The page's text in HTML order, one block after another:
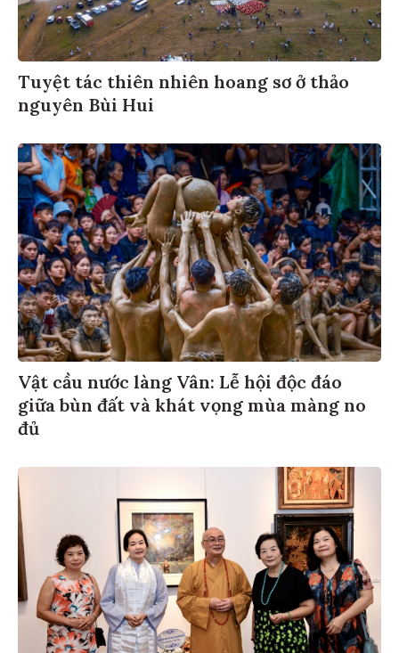
Tuyệt tác thiên nhiên hoang sơ ở thảo
nguyên Bùi Hui
Vật cầu nước làng Vân: Lễ hội độc đáo
giữa bùn đất và khát vọng mùa màng no
đủ